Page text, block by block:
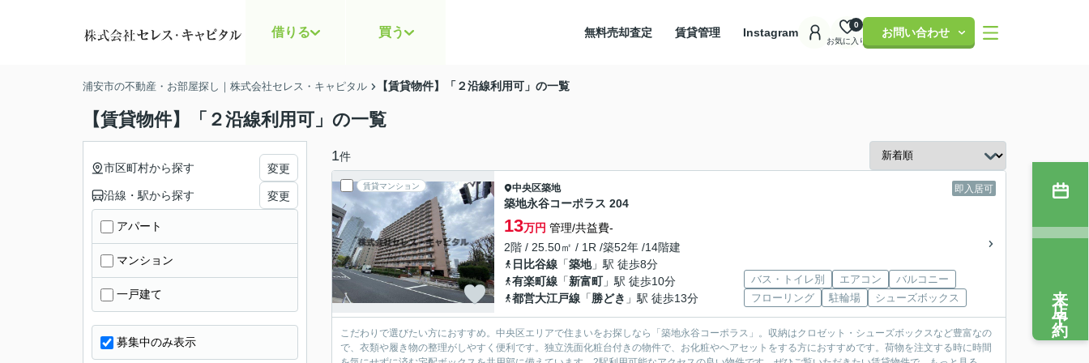
借りる 買う 無料売却査定 賃貸管理 Instagram
お気に入り
0
お問い合わせ
浦安市の不動産・お部屋探し｜株式会社セレス・キャピタル 【賃貸物件】「２沿線利用可」の一覧
【賃貸物件】「２沿線利用可」の一覧
1件
賃貸マンション 即入居可
中央区築地
築地永谷コーポラス 204
13万円 管理/共益費-
2階 / 25.50㎡ / 1R /築52年 /14階建
日比谷線 「築地」駅 徒歩8分
有楽町線 「新富町」駅 徒歩10分
都営大江戸線 「勝どき 」駅 徒歩13分
バス・トイレ別 エアコン
バルコニー
フローリング
駐輪場 シューズボックス
こだわりで選びたい方におすすめ。中央区エリアで住まいをお探しなら「築地永谷コーポラス」。収納はクロゼット・シューズボックスなど豊富なの
で、衣類や履き物の整理がしやすく便利です。独立洗面化粧台付きの物件で、お化粧やヘアセットをする方におすすめです。荷物を注文する時に時間
市区町村から探す 変更
沿線・駅から探す 変更
アパート
マンション
一戸建て
募集中のみ表示
来店予約